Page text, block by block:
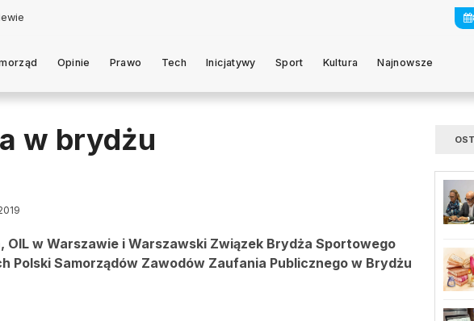
Opinie Prawo Tech Inicjatywy Sport Kultura Najnowsze
w brydżu
w Warszawie i Warszawski Związek Brydża Sportowego
Polski Samorządów Zawodów Zaufania Publicznego w Brydżu